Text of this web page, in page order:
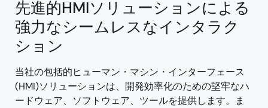
先進的HMIソリューションによる
強力なシームレスなインタラク
ション
当社の包括的ヒューマン・マシン・インターフェース
(HMI)ソリューションは、開発効率化のための堅牢なハ
ードウェア、ソフトウェア、ツールを提供します。ま